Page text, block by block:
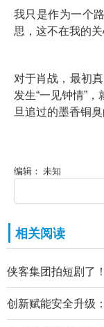
我只是作为一个
思，这不在我的关
对于肖战，最初
发生“一见钟情”
旦追过的墨香铜
编辑： 未知
相关阅读
侠客集团拍短剧了
创新赋能安全升级